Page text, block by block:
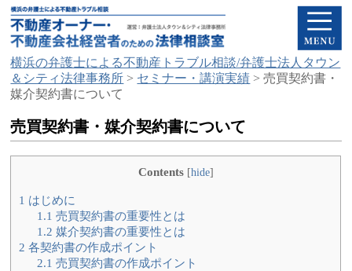
横浜の弁護士による不動産トラブル相談/弁護士法人タウン
＆シティ法律事務所 > セミナー・講演実績 >売買契約書・
媒介契約書について
売買契約書・媒介契約書について
Contents [hide]
1 はじめに
1.1 売買契約書の重要性とは
1.2 媒介契約書の重要性とは
2 各契約書の作成ポイント
2.1 売買契約書の作成ポイント